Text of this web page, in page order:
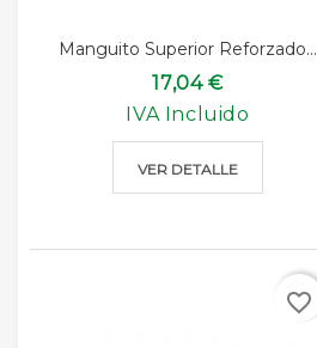
Manguito Superior Reforzado...
17,04 €
IVA Incluido
VER DETALLE
favorite_border